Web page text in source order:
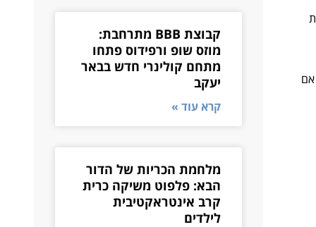
אם
קבוצת BBB מתרחבת:
מוזס שופ ורפידוס פתחו
מתחם קולינרי חדש בבאר
יעקב
קרא עוד »
מלחמת הכריות של הדור
הבא: פלפוט משיקה כרית
קרב אינטראקטיבית
לילדים